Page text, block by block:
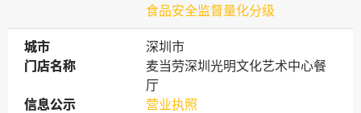
食品安全监督量化分级
城市
城市
深圳市
门店名称
门店名称
麦当劳深圳光明文化艺术中心餐
厅
信息公示
信息公示
营业执照